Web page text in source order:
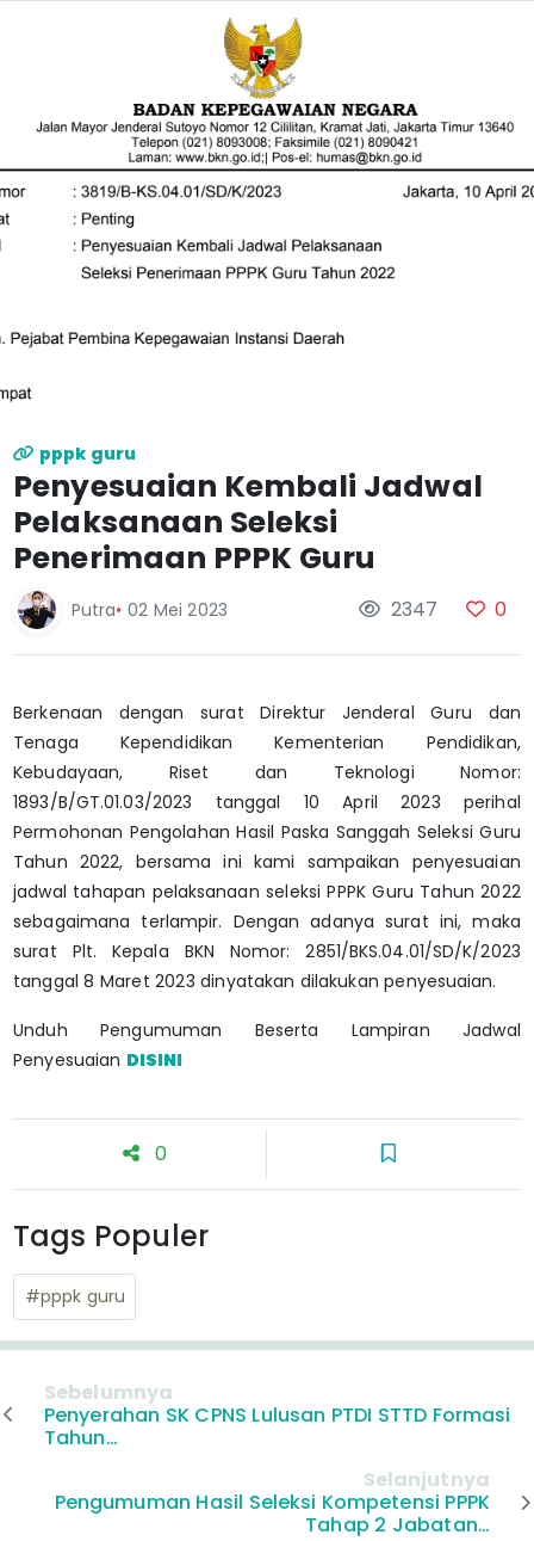
pppk guru
Penyesuaian Kembali Jadwal
Pelaksanaan Seleksi
Penerimaan PPPK Guru
Putra• 02 Mei 2023 2347 0
Berkenaan dengan surat Direktur Jenderal Guru dan
Tenaga Kependidikan Kementerian Pendidikan,
Kebudayaan, Riset dan Teknologi Nomor:
1893/B/GT.01.03/2023 tanggal 10 April 2023 perihal
Permohonan Pengolahan Hasil Paska Sanggah Seleksi Guru
Tahun 2022, bersama ini kami sampaikan penyesuaian
jadwal tahapan pelaksanaan seleksi PPPK Guru Tahun 2022
sebagaimana terlampir. Dengan adanya surat ini, maka
surat Plt. Kepala BKN Nomor: 2851/BKS.04.01/SD/K/2023
tanggal 8 Maret 2023 dinyatakan dilakukan penyesuaian.
Unduh Pengumuman Beserta Lampiran Jadwal
Penyesuaian DISINI
0
Tags Populer
#pppk guru
Sebelumnya
Penyerahan SK CPNS Lulusan PTDI STTD Formasi
Tahun…
Selanjutnya
Pengumuman Hasil Seleksi Kompetensi PPPK
Tahap 2 Jabatan…